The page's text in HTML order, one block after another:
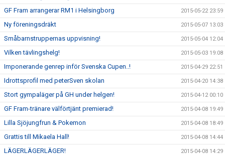
GF Fram arrangerar RM1 i Helsingborg 2015-05-22 23:59
Ny föreningsdräkt 2015-05-07 13:03
Småbarnstruppernas uppvisning! 2015-05-04 12:04
Vilken tävlingshelg! 2015-05-03 19:08
Imponerande genrep inför Svenska Cupen..! 2015-04-29 22:51
Idrottsprofil med peterSven skolan 2015-04-20 14:38
Stort gympaläger på GH under helgen! 2015-04-12 00:10
GF Fram-tränare välförtjänt premierad! 2015-04-08 19:49
Lilla Sjöjungfrun & Pokemon 2015-04-08 18:49
Grattis till Mikaela Hall! 2015-04-08 14:44
LÄGERLÄGERLÄGER! 2015-04-08 14:29